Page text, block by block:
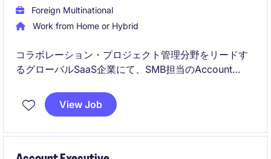
Foreign Multinational
Work from Home or Hybrid
コラボレーション・プロジェクト管理分野をリードす
るグローバルSaaS企業にて、SMB担当のAccount
既存顧客との関係構築を通じて、契約更新やアップセ
View Job